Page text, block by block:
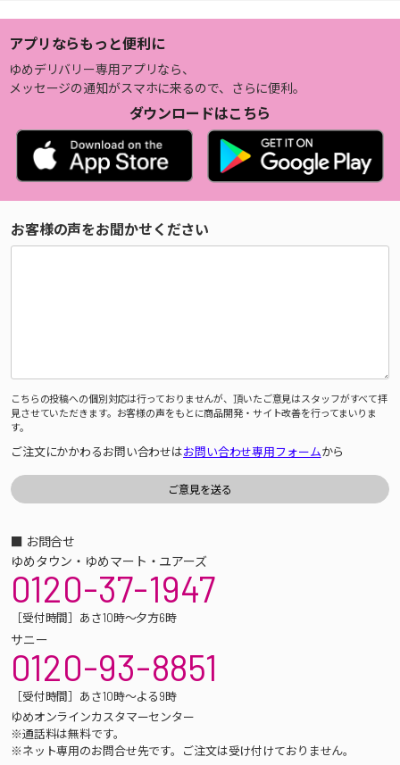
アプリならもっと便利に
ゆめデリバリー専用アプリなら、
メッセージの通知がスマホに来るので、さらに便利。
ダウンロードはこちら
お客様の声をお聞かせください
こちらの投稿への個別対応は行っておりませんが、頂いたご意見はスタッフがすべて拝
見させていただきます。お客様の声をもとに商品開発・サイト改善を行ってまいりま
す。
ご注文にかかわるお問い合わせはお問い合わせ専用フォームから
■ お問合せ
ゆめタウン・ゆめマート・ユアーズ
0120-37-1947
［受付時間］あさ10時～夕方6時
サニー
0120-93-8851
［受付時間］あさ10時～よる9時
ゆめオンラインカスタマーセンター
※通話料は無料です。
※ネット専用のお問合せ先です。ご注文は受け付けておりません。